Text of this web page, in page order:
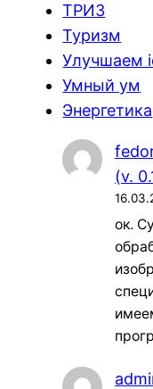
ТРИЗ
Туризм
Улучшаем
Умный ум
Энергетика
(v.
ок.